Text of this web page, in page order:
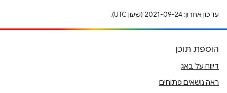
עדכון אחרון: 2021-09-24 (שעון UTC).
הוספת תוכן
דיווח על באג
ראה נושאים פתוחים